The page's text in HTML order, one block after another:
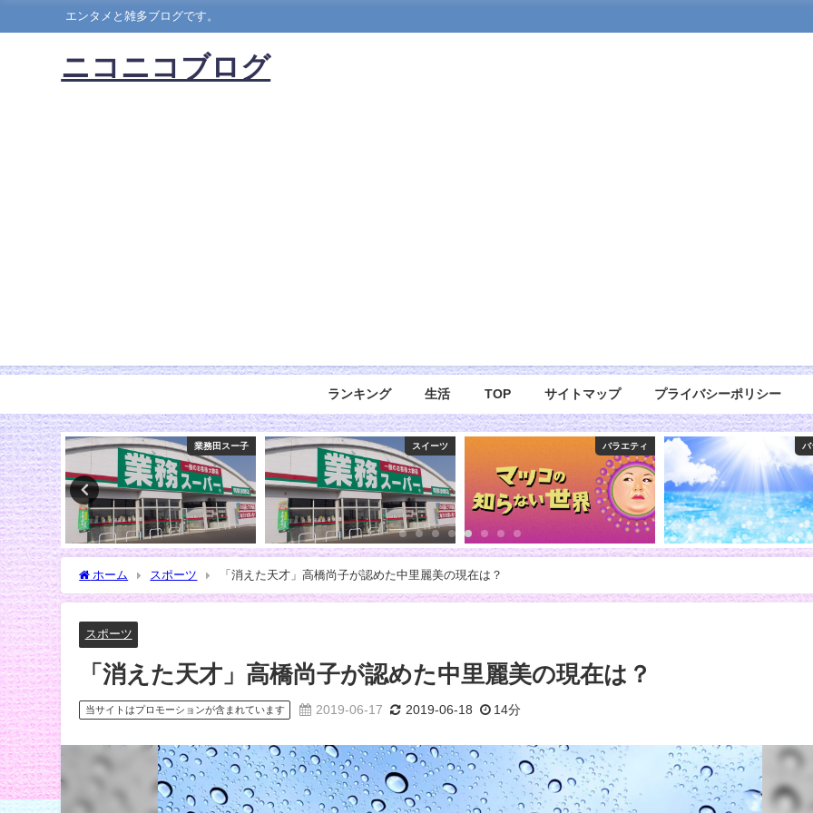
エンタメと雑多ブログです。
ニコニコブログ
ランキング 生活 TOP サイトマップ プライバシーポリシー
業務田スー子 スイーツ バラエティ
ホーム スポーツ 「消えた天才」高橋尚子が認めた中里麗美の現在は？
スポーツ
「消えた天才」高橋尚子が認めた中里麗美の現在は？
当サイトはプロモーションが含まれています 2019-06-17 2019-06-18 14分